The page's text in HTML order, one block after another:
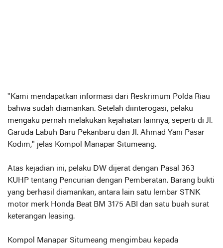
"Kami mendapatkan informasi dari Reskrimum Polda Riau
bahwa sudah diamankan. Setelah diinterogasi, pelaku
mengaku pernah melakukan kejahatan lainnya, seperti di Jl.
Garuda Labuh Baru Pekanbaru dan Jl. Ahmad Yani Pasar
Kodim," jelas Kompol Manapar Situmeang.
Atas kejadian ini, pelaku DW dijerat dengan Pasal 363
KUHP tentang Pencurian dengan Pemberatan. Barang bukti
yang berhasil diamankan, antara lain satu lembar STNK
motor merk Honda Beat BM 3175 ABI dan satu buah surat
keterangan leasing.
Kompol Manapar Situmeang mengimbau kepada